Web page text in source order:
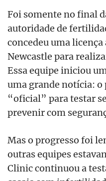
Foi somente no final
autoridade de
concedeu uma
Newcastle para
Essa equipe iniciou
uma grande notícia:
“oficial” para testar
prevenir com
Mas o progresso foi
outras equipes
Clinic continuou a